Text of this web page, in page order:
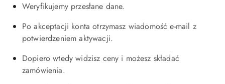
Weryfikujemy przesłane dane.
Po akceptacji konta otrzymasz wiadomość e-mail z
potwierdzeniem aktywacji.
Dopiero wtedy widzisz ceny i możesz składać
zamówienia.